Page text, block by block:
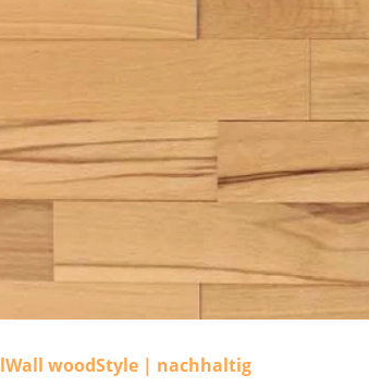
woodStyle | nachhaltig